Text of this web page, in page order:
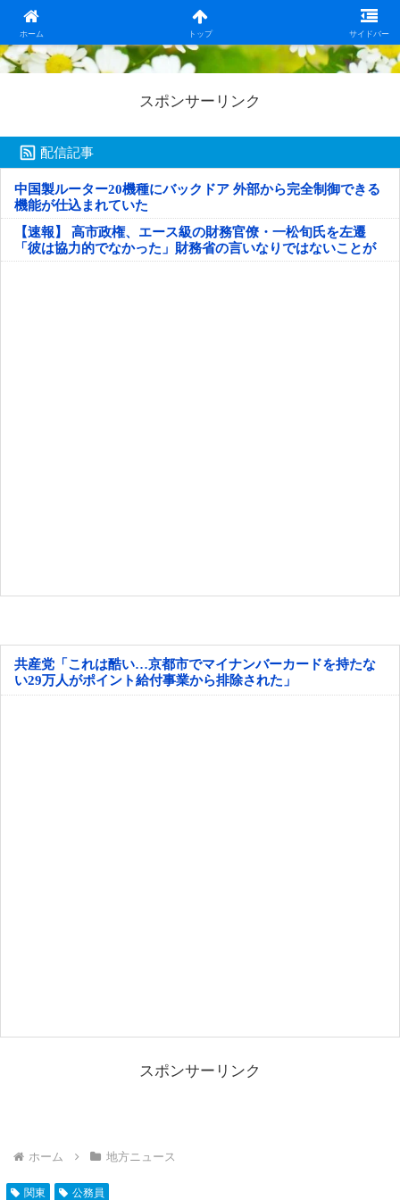
ホーム トップ サイドバー
日本第一！ニュース録
スポンサーリンク
配信記事
中国製ルーター20機種にバックドア 外部から完全制御できる
機能が仕込まれていた
【速報】 高市政権、エース級の財務官僚・一松旬氏を左遷
「彼は協力的でなかった」財務省の言いなりではないことが
判明
共産党「これは酷い…京都市でマイナンバーカードを持たな
い29万人がポイント給付事業から排除された」
スポンサーリンク
ホーム 地方ニュース
関東 公務員